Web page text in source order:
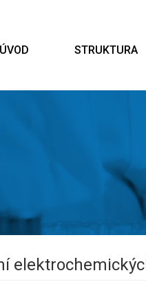
ÚVOD STRUKTURA